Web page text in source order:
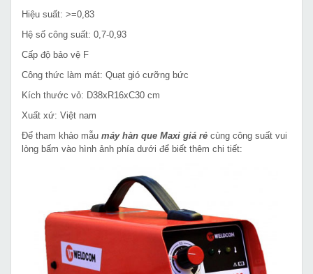
Hiệu suất: >=0,83
Hệ số công suất: 0,7-0,93
Cấp độ bảo vệ F
Công thức làm mát: Quạt gió cưỡng bức
Kích thước vỏ: D38xR16xC30 cm
Xuất xứ: Việt nam
Để tham khảo mẫu máy hàn que Maxi giá rẻ cùng công suất vui
lòng bấm vào hình ảnh phía dưới để biết thêm chi tiết: